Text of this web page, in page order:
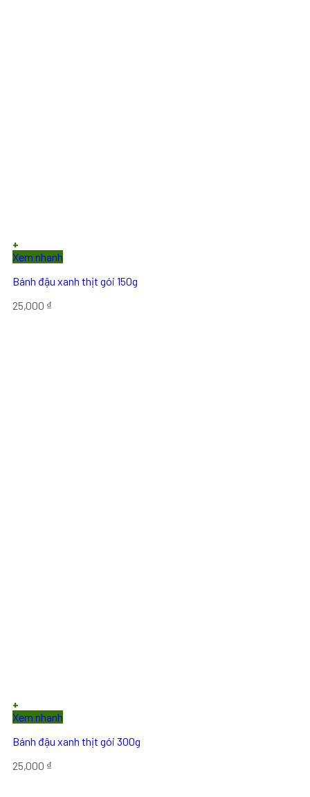
+
Xem nhanh
Bánh đậu xanh thịt gói 150g
25,000 ₫
+
Xem nhanh
Bánh đậu xanh thịt gói 300g
25,000 ₫